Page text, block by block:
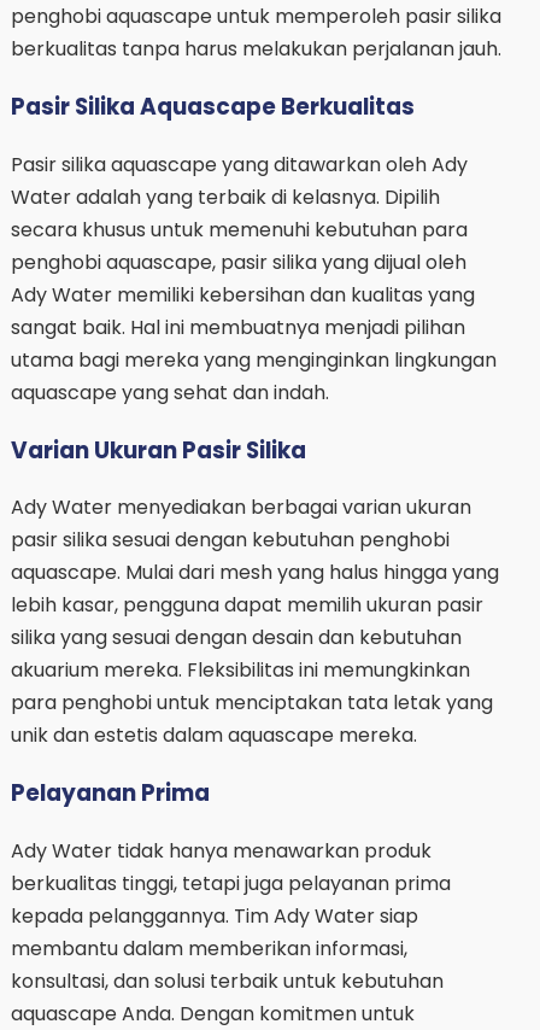
penghobi aquascape untuk memperoleh pasir silika
berkualitas tanpa harus melakukan perjalanan jauh.
Pasir Silika Aquascape Berkualitas
Pasir silika aquascape yang ditawarkan oleh Ady
Water adalah yang terbaik di kelasnya. Dipilih
secara khusus untuk memenuhi kebutuhan para
penghobi aquascape, pasir silika yang dijual oleh
Ady Water memiliki kebersihan dan kualitas yang
sangat baik. Hal ini membuatnya menjadi pilihan
utama bagi mereka yang menginginkan lingkungan
aquascape yang sehat dan indah.
Varian Ukuran Pasir Silika
Ady Water menyediakan berbagai varian ukuran
pasir silika sesuai dengan kebutuhan penghobi
aquascape. Mulai dari mesh yang halus hingga yang
lebih kasar, pengguna dapat memilih ukuran pasir
silika yang sesuai dengan desain dan kebutuhan
akuarium mereka. Fleksibilitas ini memungkinkan
para penghobi untuk menciptakan tata letak yang
unik dan estetis dalam aquascape mereka.
Pelayanan Prima
Ady Water tidak hanya menawarkan produk
berkualitas tinggi, tetapi juga pelayanan prima
kepada pelanggannya. Tim Ady Water siap
membantu dalam memberikan informasi,
konsultasi, dan solusi terbaik untuk kebutuhan
aquascape Anda. Dengan komitmen untuk